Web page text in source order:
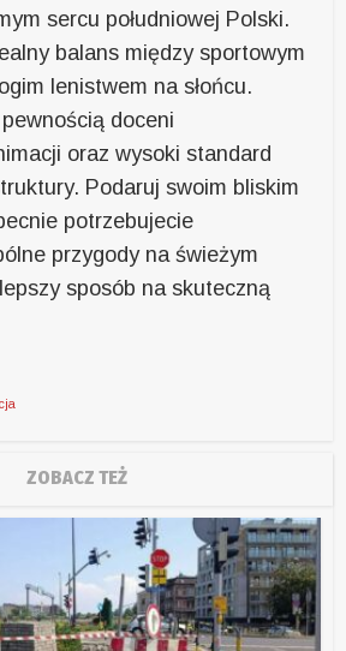
sercu południowej Polski.
balans między sportowym
lenistwem na słońcu.
doceni
oraz wysoki standard
Podaruj swoim bliskim
potrzebujecie
przygody na świeżym
sposób na skuteczną
ZOBACZ TEŻ